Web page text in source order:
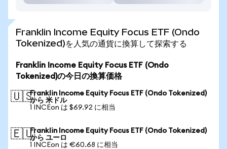
Franklin Income Equity Focus ETF (Ondo
Tokenized)を人気の通貨に換算して探索する
Franklin Income Equity Focus ETF (Ondo
Tokenized)の今日の換算価格
🇺🇸Franklin Income Equity Focus ETF (Ondo Tokenized)
から 米ドル
1 INCEon は $69.92 に相当
🇪🇺Franklin Income Equity Focus ETF (Ondo Tokenized)
から ユーロ
1 INCEon は €60.68 に相当